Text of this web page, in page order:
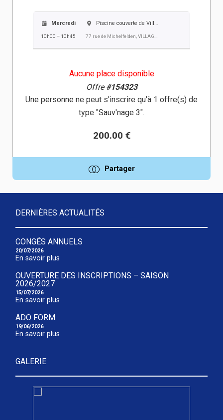
Mercredi
10h00 – 10h45
Piscine couverte de Village-Neuf
Aucune place disponible
Offre#154323
Une personne ne peut s'inscrire qu'à 1 offre(s) de
type "Sauv'nage 3".
200.00 €
Partager
DERNIÈRES ACTUALITÉS
CONGÉS ANNUELS
20/07/2026
En savoir plus
OUVERTURE DES INSCRIPTIONS – SAISON
2026/2027
15/07/2026
En savoir plus
ADO FORM
19/06/2026
En savoir plus
GALERIE